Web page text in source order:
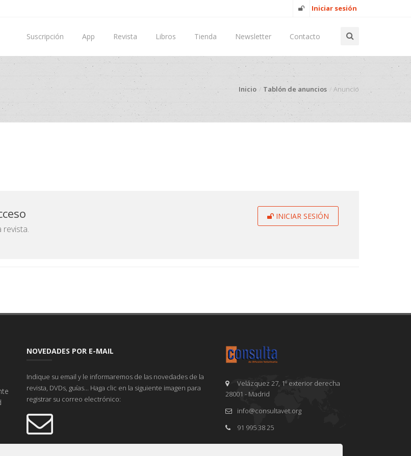
Iniciar sesión
Suscripción App Revista Libros Tienda Newsletter Contacto
Inicio Tablón de anuncios Anuncio
INICIAR SESIÓN
NOVEDADES POR E-MAIL
Indique su email y le informaremos de las novedades de la
revista, DVDs, guías... Haga clic en la siguiente imagen para
registrar su correo electrónico:
Velázquez 27, 1º exterior derecha
28001 - Madrid
info@consultavet.org
91 995 38 25